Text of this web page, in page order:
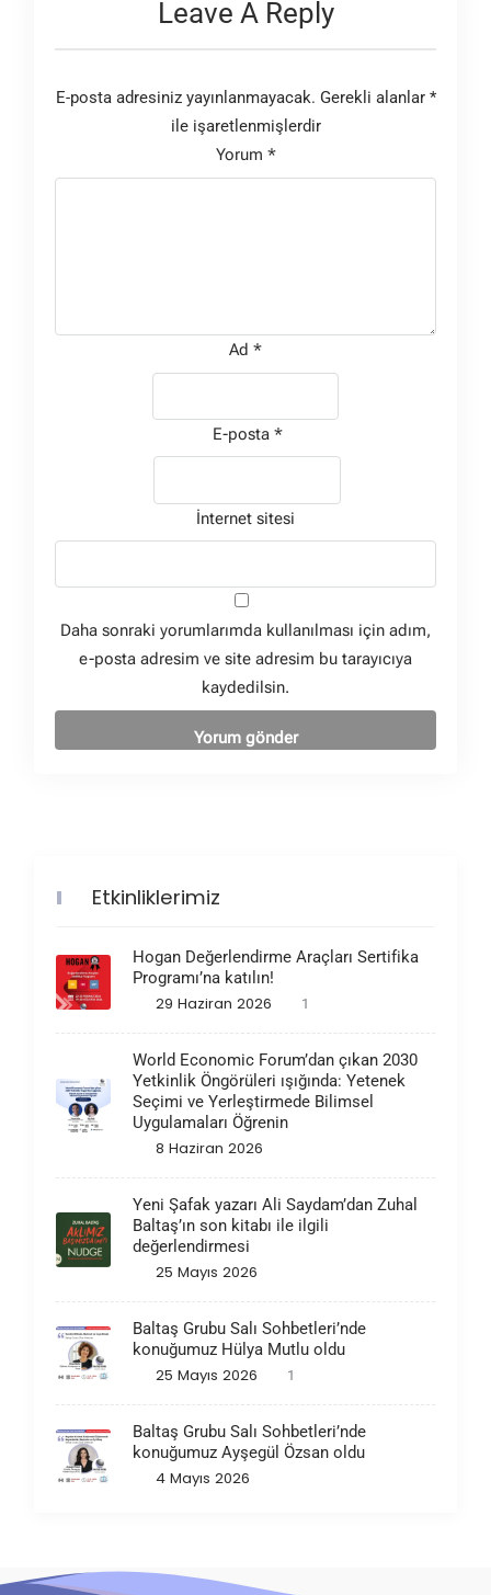
Leave A Reply
E-posta adresiniz yayınlanmayacak. Gerekli alanlar *
ile işaretlenmişlerdir
Yorum *
Ad *
E-posta *
İnternet sitesi
Daha sonraki yorumlarımda kullanılması için adım,
e-posta adresim ve site adresim bu tarayıcıya
kaydedilsin.
Etkinliklerimiz
Hogan Değerlendirme Araçları Sertifika
Programı’na katılın!
29 Haziran 2026 1
World Economic Forum’dan çıkan 2030
Yetkinlik Öngörüleri ışığında: Yetenek
Seçimi ve Yerleştirmede Bilimsel
Uygulamaları Öğrenin
8 Haziran 2026
Yeni Şafak yazarı Ali Saydam’dan Zuhal
Baltaş’ın son kitabı ile ilgili
değerlendirmesi
25 Mayıs 2026
Baltaş Grubu Salı Sohbetleri’nde
konuğumuz Hülya Mutlu oldu
25 Mayıs 2026 1
Baltaş Grubu Salı Sohbetleri’nde
konuğumuz Ayşegül Özsan oldu
4 Mayıs 2026